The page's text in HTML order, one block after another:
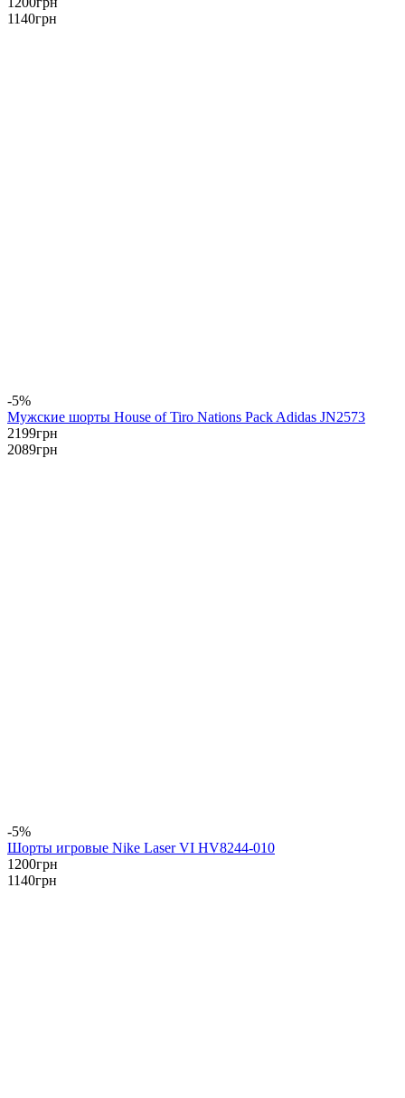
1140грн
-5%
Мужские шорты House of Tiro Nations Pack Adidas JN2573
2199грн
2089грн
-5%
Шорты игровые Nike Laser VI HV8244-010
1200грн
1140грн